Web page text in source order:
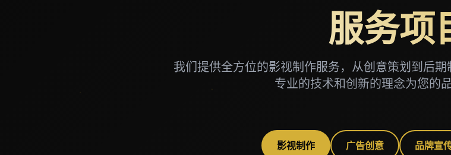
服务项
我们提供全方位的影视制作服务，从创意策划到后
专业的技术和创新的理念为您的
影视制作 广告创意 品牌宣